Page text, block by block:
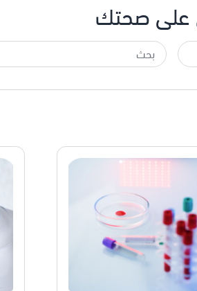
على صحتك